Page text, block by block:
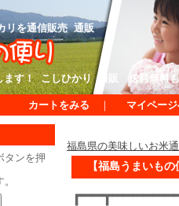
リを通信販売 通販
ます！ こしひかり 通販 送料無料
カートをみる ｜ マイペー
タンを押
福島県の美味しいお
【福島うまい